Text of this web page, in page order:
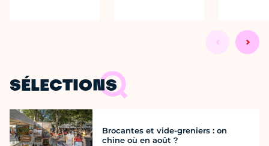
SÉLECTIONS
Brocantes et vide-greniers : on
chine où en août ?